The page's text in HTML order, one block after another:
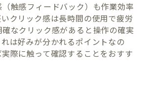
触感フィードバック）も作業効率
クリック感は長時間の使用で疲労
なクリック感があると操作の確実
は好みが分かれるポイントなの
際に触って確認することをおすす